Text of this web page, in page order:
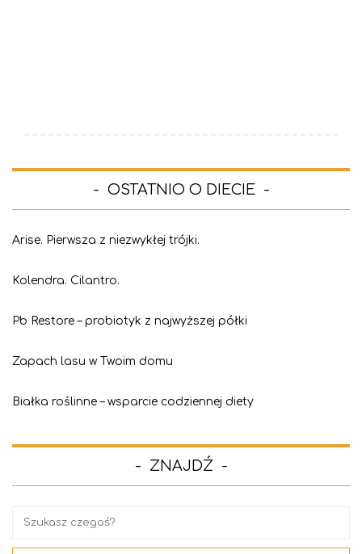
OSTATNIO O DIECIE
Arise. Pierwsza z niezwykłej trójki.
Kolendra. Cilantro.
Pb Restore – probiotyk z najwyższej półki
Zapach lasu w Twoim domu
Białka roślinne – wsparcie codziennej diety
ZNAJDŹ